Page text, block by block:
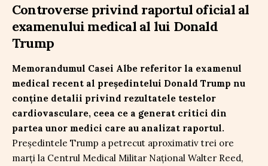
Controverse privind raportul oficial al
examenului medical al lui Donald
Trump
Memorandumul Casei Albe referitor la examenul
medical recent al președintelui Donald Trump nu
conține detalii privind rezultatele testelor
cardiovasculare, ceea ce a generat critici din
partea unor medici care au analizat raportul.
Președintele Trump a petrecut aproximativ trei ore
marți la Centrul Medical Militar Național Walter Reed,